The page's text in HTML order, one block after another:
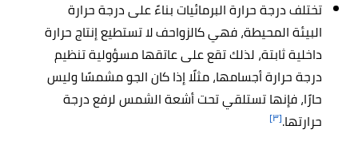
تختلف درجة حرارة البرمائيات بناءً على درجة حرارة
البيئة المحيطة، فهي كالزواحف لا تستطيع إنتاج حرارة
داخلية ثابتة، لذلك تقع على عاتقها مسؤولية تنظيم
درجة حرارة أجسامها، مثلًا إذا كان الجو مشمسًا وليس
حارًا، فإنها تستلقي تحت أشعة الشمس لرفع درجة
حرارتها.[٣]